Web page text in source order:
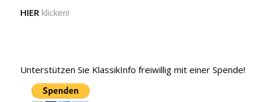
HIER klicken!
Unterstützen Sie KlassikInfo freiwillig mit einer Spende!